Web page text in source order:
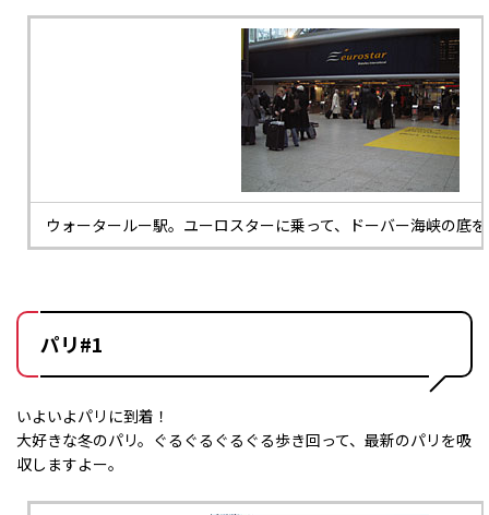
ウォータールー駅。ユーロスターに乗って、ドーバー海峡の底
パリ#1
いよいよパリに到着！
大好きな冬のパリ。ぐるぐるぐるぐる歩き回って、最新のパリを吸
収しますよー。